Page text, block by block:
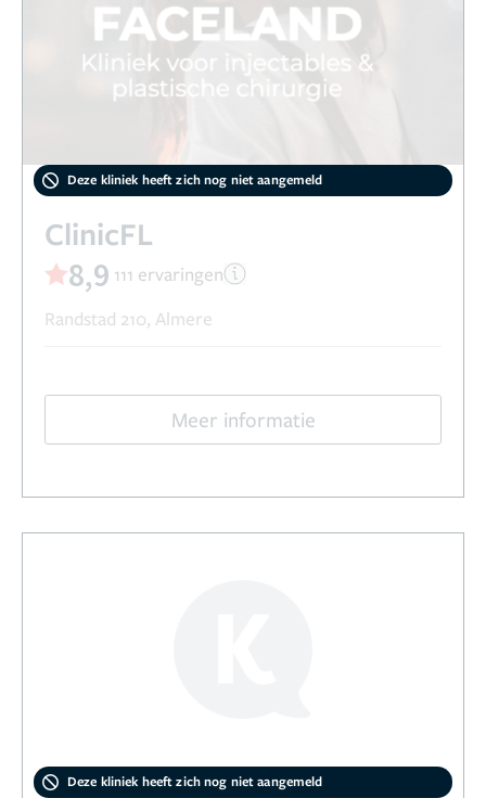
Deze kliniek heeft zich nog niet aangemeld
ClinicFL
8,9 111 ervaringen
Randstad 210, Almere
Meer informatie
Deze kliniek heeft zich nog niet aangemeld